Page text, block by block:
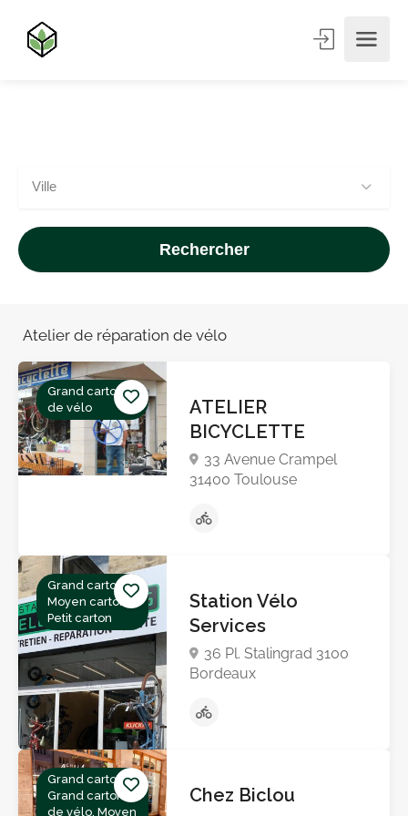
Ville
Rechercher
Atelier de réparation de vélo
Grand carton
de vélo
ATELIER
BICYCLETTE
33 Avenue Crampel
31400 Toulouse
Grand carton,
Moyen carton,
Petit carton
Station Vélo
Services
36 Pl. Stalingrad 3100
Bordeaux
Grand carton,
Grand carton
de vélo, Moyen
Chez Biclou